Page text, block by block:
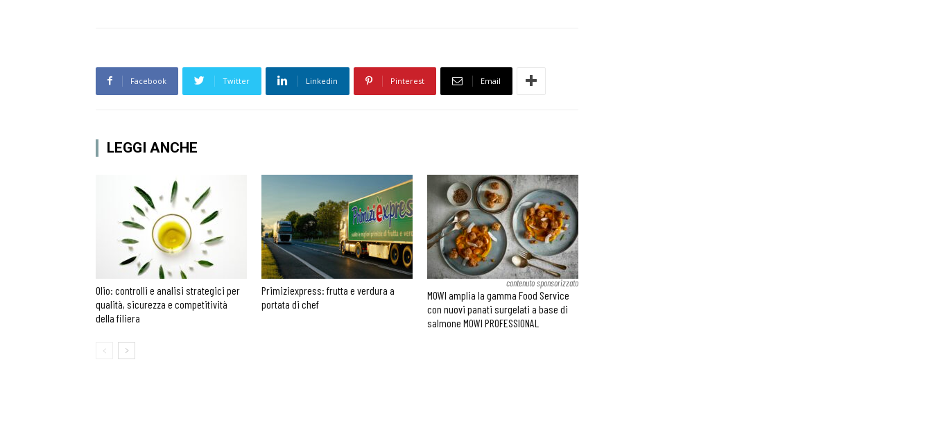
Facebook Twitter Linkedin Pinterest Email
LEGGI ANCHE
Olio: controlli e analisi strategici per
qualità, sicurezza e competitività
della filiera
Primiziexpress: frutta e verdura a
portata di chef
contenuto sponsorizzato
MOWI amplia la gamma Food Service
con nuovi panati surgelati a base di
salmone MOWI PROFESSIONAL